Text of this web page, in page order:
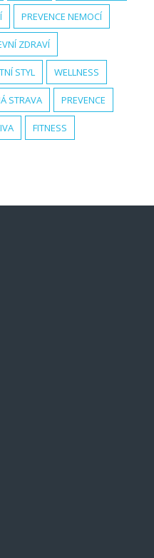
PREVENCE NEMOCÍ
ZDRAVÍ
STYL WELLNESS
STRAVA PREVENCE
FITNESS